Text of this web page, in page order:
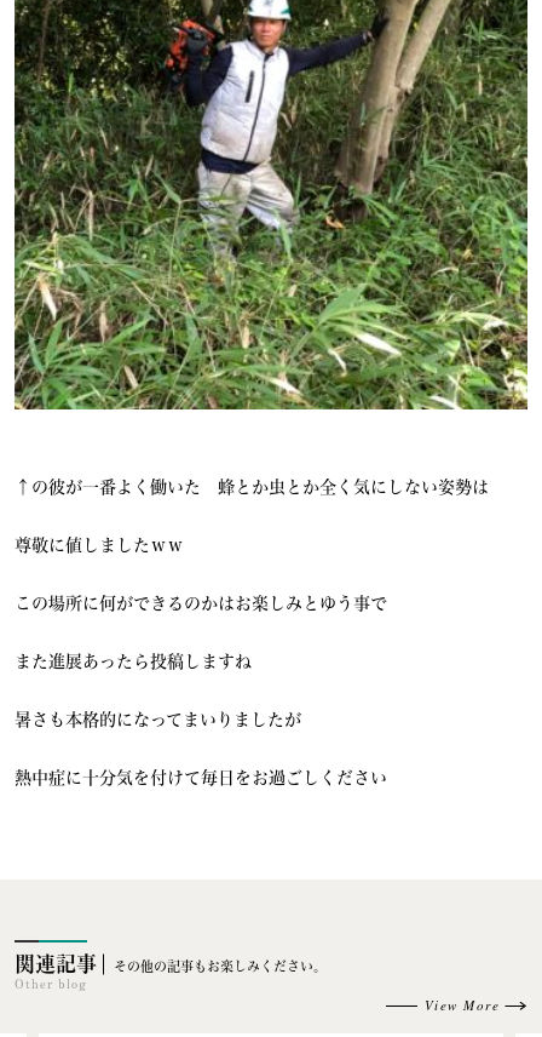
↑の彼が一番よく働いた 蜂とか虫とか全く気にしない姿勢は
尊敬に値しましたｗｗ
この場所に何ができるのかはお楽しみとゆう事で
また進展あったら投稿しますね
暑さも本格的になってまいりましたが
熱中症に十分気を付けて毎日をお過ごしください
関連記事
Other blog
その他の記事もお楽しみください。
View More